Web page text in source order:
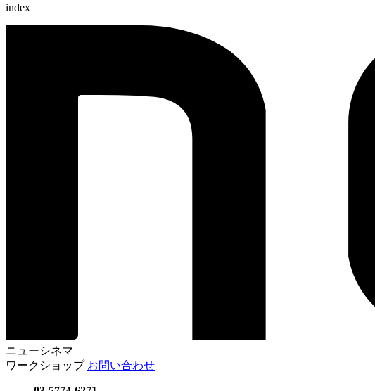
index
ニューシネマ
ワークショップ お問い合わせ